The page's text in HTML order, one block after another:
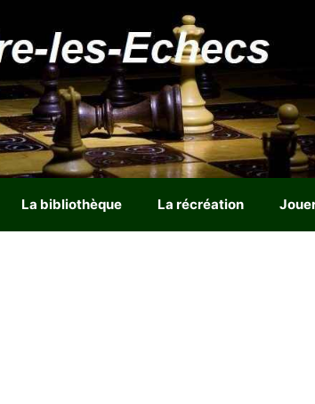
La bibliothèque La récréation